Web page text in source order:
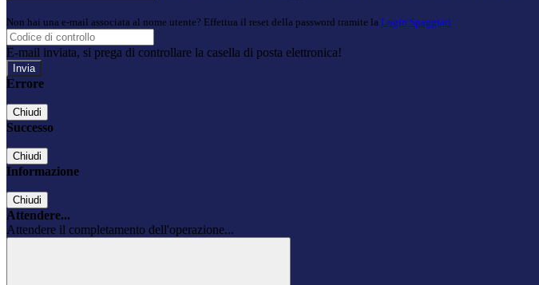
Non hai una e-mail associata al nome utente? Effettua il reset della password tramite la Login Spaggiari
E-mail inviata, si prega di controllare la casella di posta elettronica!
Errore
Chiudi
Successo
Chiudi
Informazione
Chiudi
Attendere...
Attendere il completamento dell'operazione...